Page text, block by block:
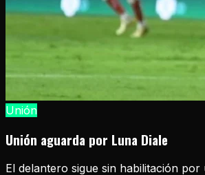
Unión
Unión aguarda por Luna Diale
El delantero sigue sin habilitación